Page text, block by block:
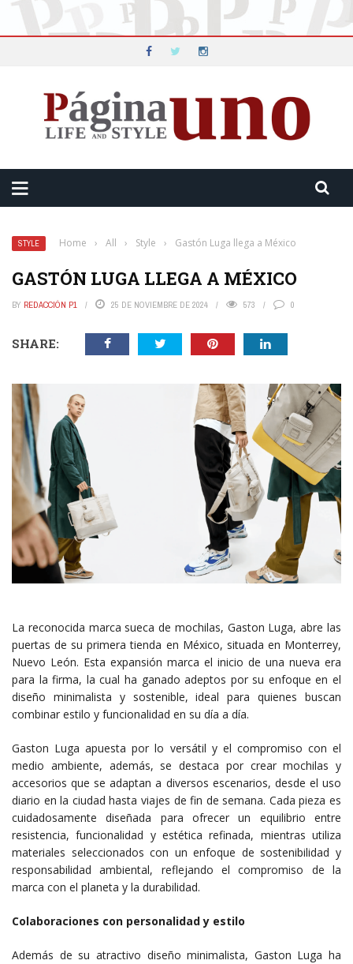
STYLE Home › All › Style › Gastón Luga llega a México
GASTÓN LUGA LLEGA A MÉXICO
BY REDACCIÓN P1 25 DE NOVIEMBRE DE 2024 573 0
SHARE:
La reconocida marca sueca de mochilas, Gaston Luga, abre las
puertas de su primera tienda en México, situada en Monterrey,
Nuevo León. Esta expansión marca el inicio de una nueva era
para la firma, la cual ha ganado adeptos por su enfoque en el
diseño minimalista y sostenible, ideal para quienes buscan
combinar estilo y funcionalidad en su día a día.
Gaston Luga apuesta por lo versátil y el compromiso con el
medio ambiente, además, se destaca por crear mochilas y
accesorios que se adaptan a diversos escenarios, desde el uso
diario en la ciudad hasta viajes de fin de semana. Cada pieza es
cuidadosamente diseñada para ofrecer un equilibrio entre
resistencia, funcionalidad y estética refinada, mientras utiliza
materiales seleccionados con un enfoque de sostenibilidad y
responsabilidad ambiental, reflejando el compromiso de la
marca con el planeta y la durabilidad.
Colaboraciones con personalidad y estilo
Además de su atractivo diseño minimalista, Gaston Luga ha